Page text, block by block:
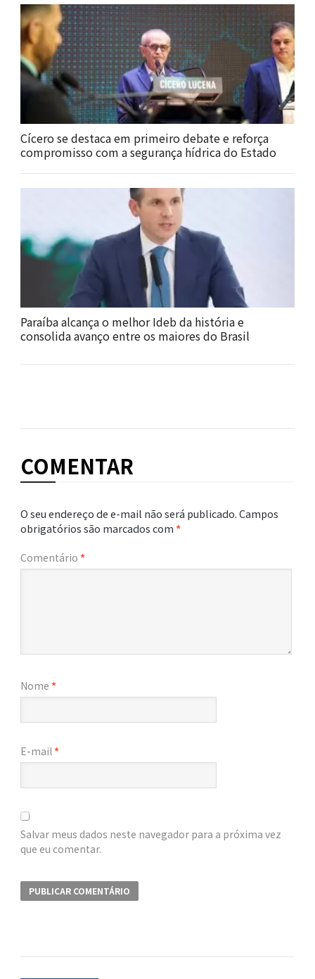
Cícero se destaca em primeiro debate e reforça
compromisso com a segurança hídrica do Estado
Paraíba alcança o melhor Ideb da história e
consolida avanço entre os maiores do Brasil
COMENTAR
O seu endereço de e-mail não será publicado.Campos
obrigatórios são marcados com*
Comentário *
Nome *
E-mail *
Salvar meus dados neste navegador para a próxima vez
que eu comentar.